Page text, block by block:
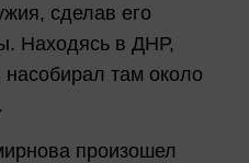
сделав его
Находясь в ДНР,
там около
произошел